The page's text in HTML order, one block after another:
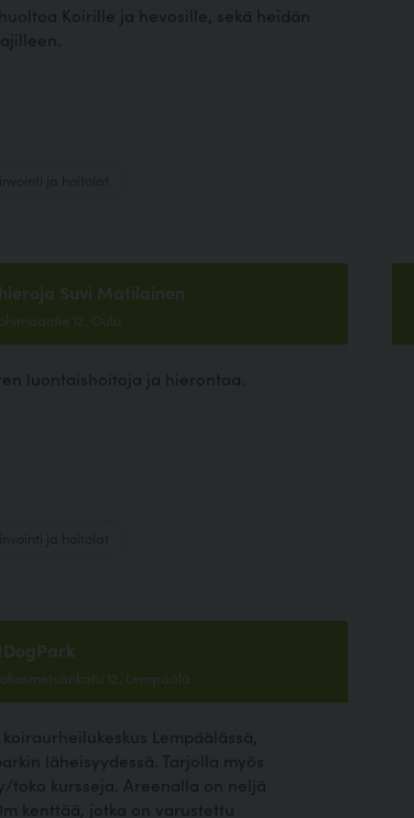
Koirille ja hevosille, sekä heidän
Suvi Matilainen
12, Oulu
luontaishoitoja ja hierontaa.
12, Lempäälä
Lempäälässä,
läheisyydessä. Tarjolla myös
toko kursseja. Areenalla on neljä
kenttää, jotka on varustettu